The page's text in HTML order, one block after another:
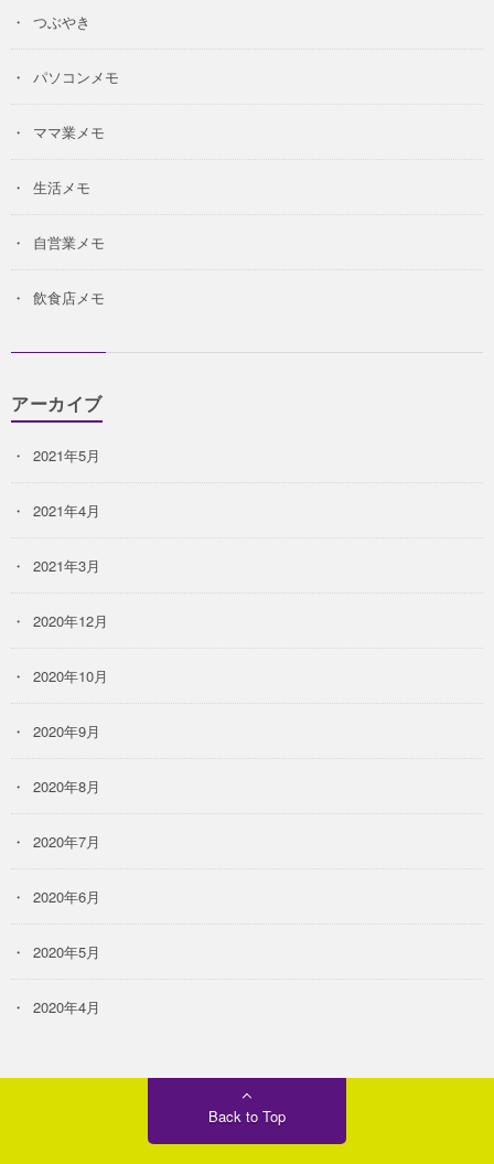
つぶやき
パソコンメモ
ママ業メモ
生活メモ
自営業メモ
飲食店メモ
アーカイブ
2021年5月
2021年4月
2021年3月
2020年12月
2020年10月
2020年9月
2020年8月
2020年7月
2020年6月
2020年5月
2020年4月
Back to Top